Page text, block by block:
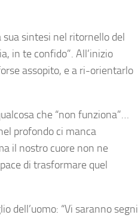
sintesi nel ritornello del
in te confido”. All’inizio
assopito, e a ri-orientarlo
che “non funziona”…
profondo ci manca
il nostro cuore non ne
di trasformare quel
dell’uomo: “Vi saranno segni